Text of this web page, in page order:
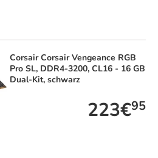
CorsairCorsair Vengeance RGB
Pro SL, DDR4-3200, CL16 - 16 GB
Dual-Kit, schwarz
223€95